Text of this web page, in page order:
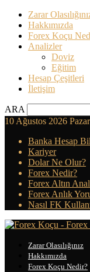
Zarar
Hakkımızda
Forex Koçu
Analizler
Doviz
Eğitim
Hesap Çeşitleri
İletişim
ARA
10 Ağustos 2026
Banka Hesap
Kariyer
Dolar Ne Olur?
Forex Nedir?
Forex Altın
Forex Anlık
Nasıl FK
Zarar Olasılığınız
Hakkımızda
Forex Koçu Nedir?